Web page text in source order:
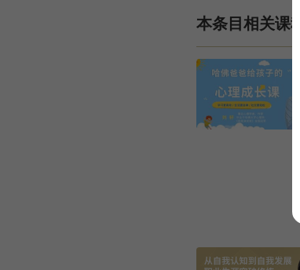
本条目相关课程